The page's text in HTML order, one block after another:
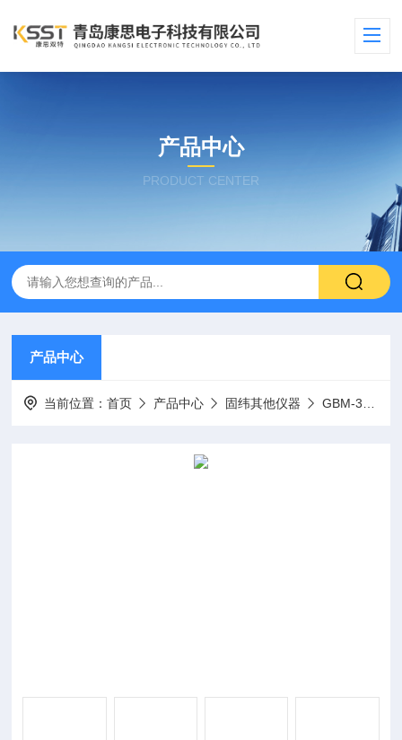
产品中心
PRODUCT CENTER
产品中心
当前位置：首页 产品中心 固纬其他仪器 GBM-3000系列电池测试仪